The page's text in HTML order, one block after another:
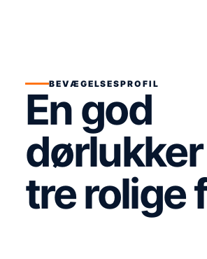
BEVÆGELSESPROFIL
En god
tre rolige